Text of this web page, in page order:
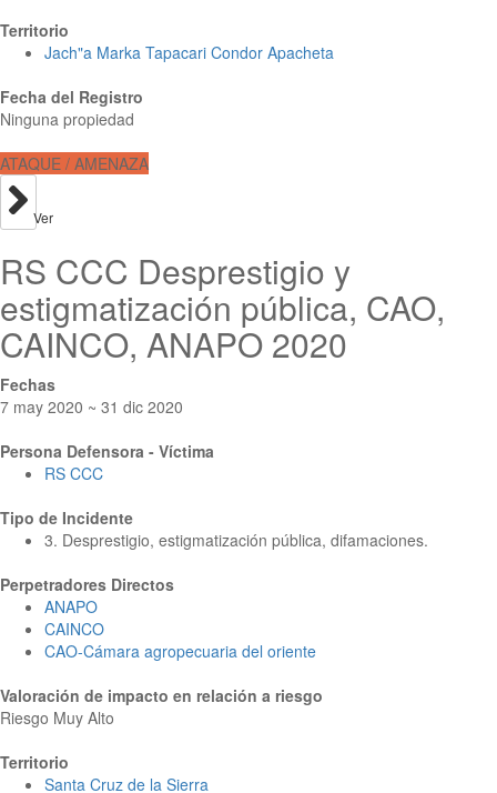
Territorio
Jach"a Marka Tapacari Condor Apacheta
Fecha del Registro
Ninguna propiedad
ATAQUE / AMENAZA
Ver
RS CCC Desprestigio y
estigmatización pública, CAO,
CAINCO, ANAPO 2020
Fechas
7 may 2020 ~ 31 dic 2020
Persona Defensora - Víctima
RS CCC
Tipo de Incidente
3. Desprestigio, estigmatización pública, difamaciones.
Perpetradores Directos
ANAPO
CAINCO
CAO-Cámara agropecuaria del oriente
Valoración de impacto en relación a riesgo
Riesgo Muy Alto
Territorio
Santa Cruz de la Sierra